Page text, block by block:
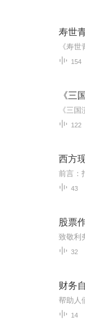
寿世
154
《三
122
西方
43
股票
致敬利
32
财务
14